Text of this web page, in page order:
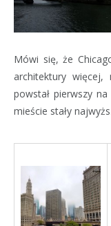
Mówi się, że
architektury
powstał pierwszy
mieście stały